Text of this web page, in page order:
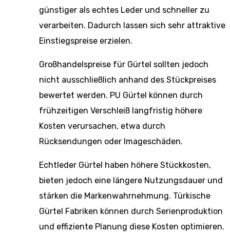
günstiger als echtes Leder und schneller zu
verarbeiten. Dadurch lassen sich sehr attraktive
Einstiegspreise erzielen.
Großhandelspreise für Gürtel sollten jedoch
nicht ausschließlich anhand des Stückpreises
bewertet werden. PU Gürtel können durch
frühzeitigen Verschleiß langfristig höhere
Kosten verursachen, etwa durch
Rücksendungen oder Imageschäden.
Echtleder Gürtel haben höhere Stückkosten,
bieten jedoch eine längere Nutzungsdauer und
stärken die Markenwahrnehmung. Türkische
Gürtel Fabriken können durch Serienproduktion
und effiziente Planung diese Kosten optimieren.